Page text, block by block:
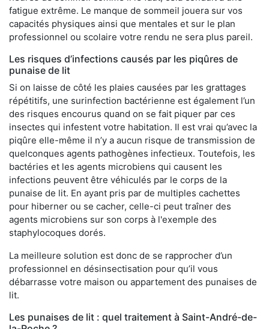
fatigue extrême. Le manque de sommeil jouera sur vos
capacités physiques ainsi que mentales et sur le plan
professionnel ou scolaire votre rendu ne sera plus pareil.
Les risques d’infections causés par les piqûres de
punaise de lit
Si on laisse de côté les plaies causées par les grattages
répétitifs, une surinfection bactérienne est également l’un
des risques encourus quand on se fait piquer par ces
insectes qui infestent votre habitation. Il est vrai qu’avec la
piqûre elle-même il n’y a aucun risque de transmission de
quelconques agents pathogènes infectieux. Toutefois, les
bactéries et les agents microbiens qui causent les
infections peuvent être véhiculés par le corps de la
punaise de lit. En ayant pris par de multiples cachettes
pour hiberner ou se cacher, celle-ci peut traîner des
agents microbiens sur son corps à l'exemple des
staphylocoques dorés.
La meilleure solution est donc de se rapprocher d’un
professionnel en désinsectisation pour qu’il vous
débarrasse votre maison ou appartement des punaises de
lit.
Les punaises de lit : quel traitement à Saint-André-de-